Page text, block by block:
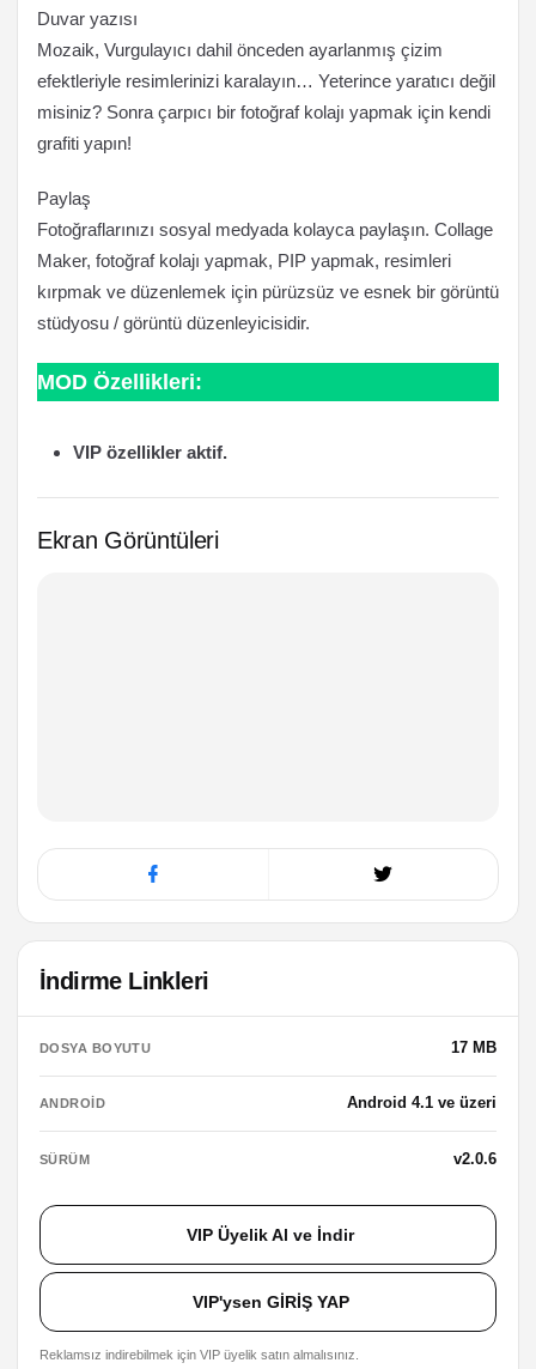
Duvar yazısı
Mozaik, Vurgulayıcı dahil önceden ayarlanmış çizim
efektleriyle resimlerinizi karalayın… Yeterince yaratıcı değil
misiniz? Sonra çarpıcı bir fotoğraf kolajı yapmak için kendi
grafiti yapın!
Paylaş
Fotoğraflarınızı sosyal medyada kolayca paylaşın. Collage
Maker, fotoğraf kolajı yapmak, PIP yapmak, resimleri
kırpmak ve düzenlemek için pürüzsüz ve esnek bir görüntü
stüdyosu / görüntü düzenleyicisidir.
MOD Özellikleri:
VIP özellikler aktif.
Ekran Görüntüleri
İndirme Linkleri
DOSYA BOYUTU 17 MB
ANDROID Android 4.1 ve üzeri
SÜRÜM v2.0.6
VIP Üyelik Al ve İndir
VIP'ysen GİRİŞ YAP
Reklamsız indirebilmek için VIP üyelik satın almalısınız.